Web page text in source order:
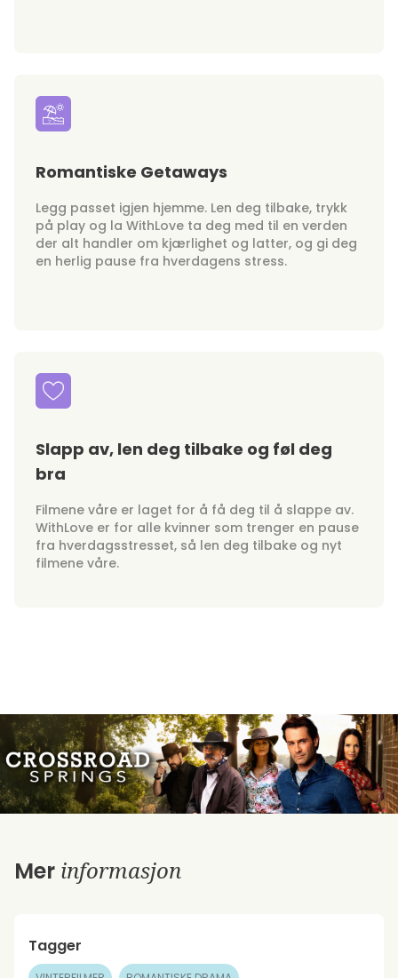
Romantiske Getaways
Legg passet igjen hjemme. Len deg tilbake, trykk
på play og la WithLove ta deg med til en verden
der alt handler om kjærlighet og latter, og gi deg
en herlig pause fra hverdagens stress.
Slapp av, len deg tilbake og føl deg
bra
Filmene våre er laget for å få deg til å slappe av.
WithLove er for alle kvinner som trenger en pause
fra hverdagsstresset, så len deg tilbake og nyt
filmene våre.
Mer informasjon
Tagger